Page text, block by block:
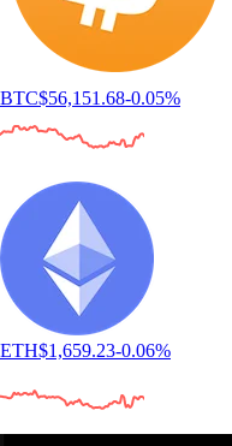
BTC$56,151.68-0.05%
ETH$1,659.23-0.06%